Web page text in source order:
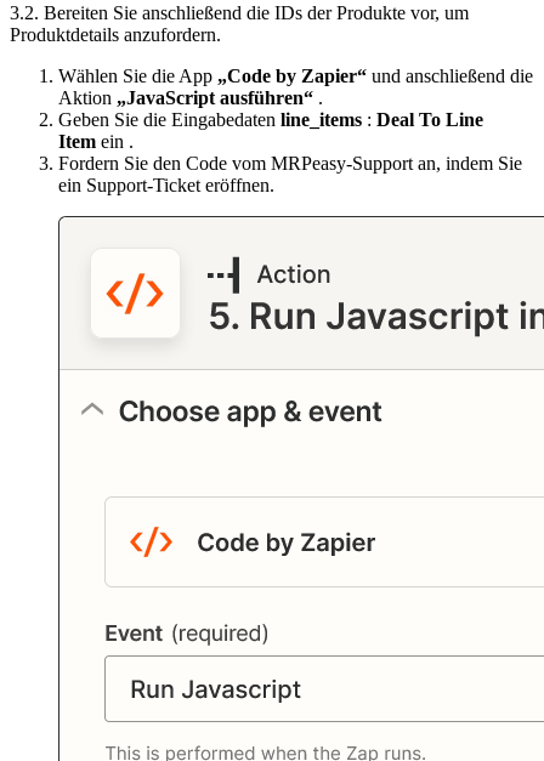
3.2. Bereiten Sie anschließend die IDs der Produkte vor, um
Produktdetails anzufordern.
Wählen Sie die App „Code by Zapier“ und anschließend die
Aktion „JavaScript ausführen“ .
Geben Sie die Eingabedaten line_items : Deal To Line
Item ein .
Fordern Sie den Code vom MRPeasy-Support an, indem Sie
ein Support-Ticket eröffnen.